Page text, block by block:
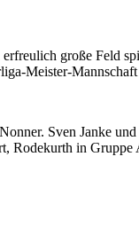
große Feld
Meister-
Sven Janke
in